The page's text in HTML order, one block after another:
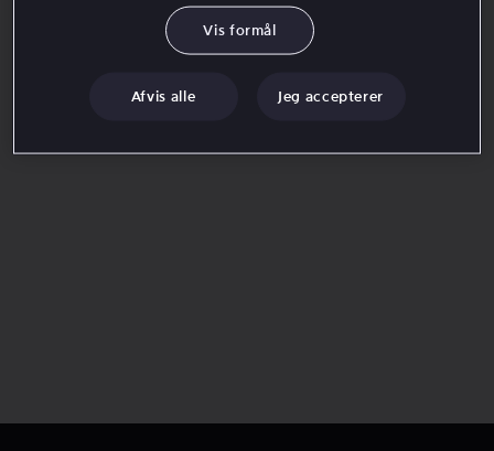
Vis formål
Afvis alle Jeg accepterer